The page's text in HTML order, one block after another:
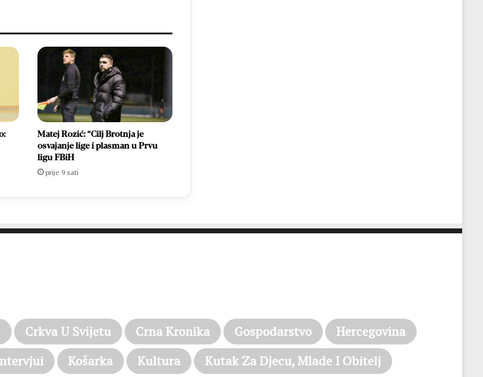
Matej Rozić: “Cilj Brotnja je
osvajanje lige i plasman u Prvu
ligu FBiH
prije 9 sati
Crkva U Svijetu Crna Kronika Gospodarstvo
Hercegovina
Košarka Kultura Kutak Za Djecu, Mlade I Obitelj